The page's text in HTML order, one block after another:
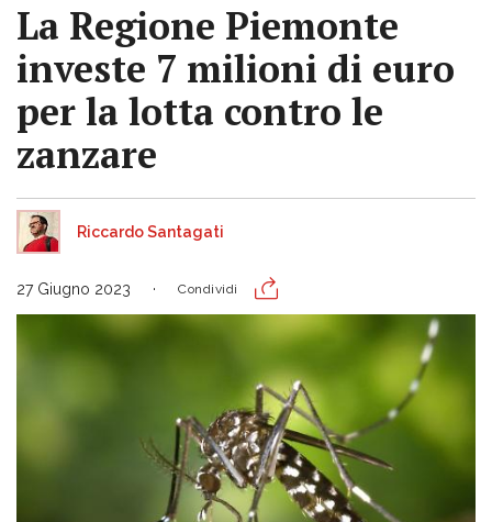
La Regione Piemonte
investe 7 milioni di euro
per la lotta contro le
zanzare
Riccardo Santagati
27 Giugno 2023 Condividi